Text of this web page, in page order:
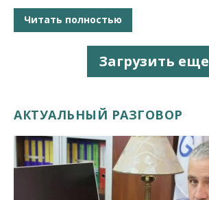
Читать полностью
Загрузить еще
АКТУАЛЬНЫЙ РАЗГОВОР